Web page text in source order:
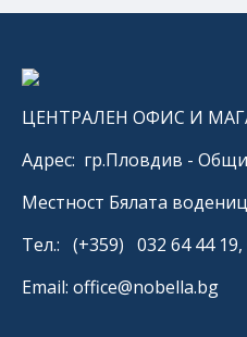
ЦЕНТРАЛЕН ОФИС И
Адрес: гр.Пловдив -
Местност Бялата
Тел.: (+359) 032 64 44 19,
Email: office@nobella.bg